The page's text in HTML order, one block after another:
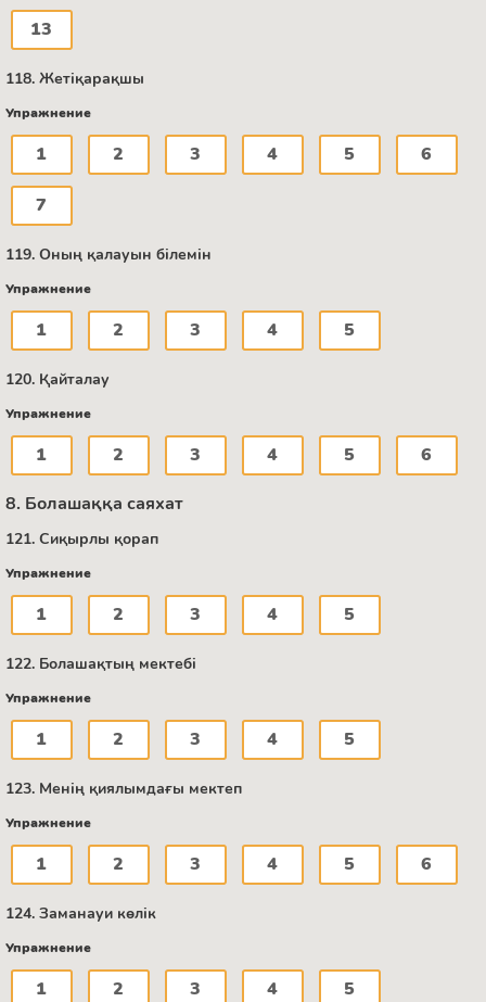
13
118. Жетіқарақшы
Упражнение
1 2 3 4 5 6
7
119. Оның қалауын білемін
Упражнение
1 2 3 4 5
120. Қайталау
Упражнение
1 2 3 4 5 6
8. Болашаққа саяхат
121. Сиқырлы қорап
Упражнение
1 2 3 4 5
122. Болашақтың мектебі
Упражнение
1 2 3 4 5
123. Менің қиялымдағы мектеп
Упражнение
1 2 3 4 5 6
124. Заманауи көлік
Упражнение
1 2 3 4 5